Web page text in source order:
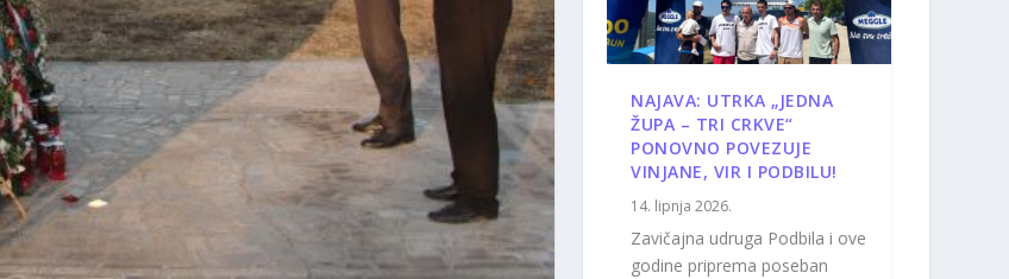
NAJAVA: UTRKA „JEDNA
ŽUPA – TRI CRKVE“
PONOVNO POVEZUJE
VINJANE, VIR I PODBILU!
14. lipnja 2026.
Zavičajna udruga Podbila i ove
godine priprema poseban